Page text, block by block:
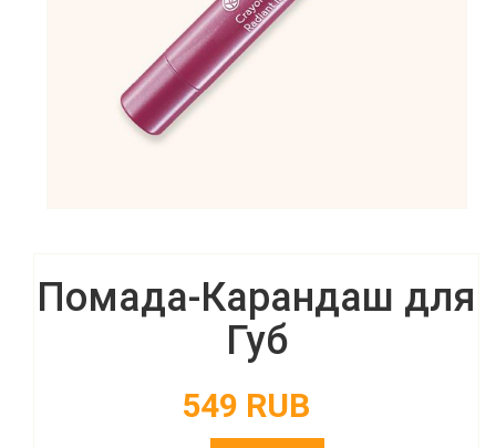
Помада-Карандаш для
Губ
549 RUB